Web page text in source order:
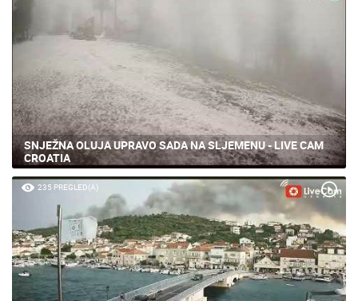
SNJEŽNA OLUJA UPRAVO SADA NA SLJEMENU - LIVE CAM
CROATIA
235 PREGLED(A)